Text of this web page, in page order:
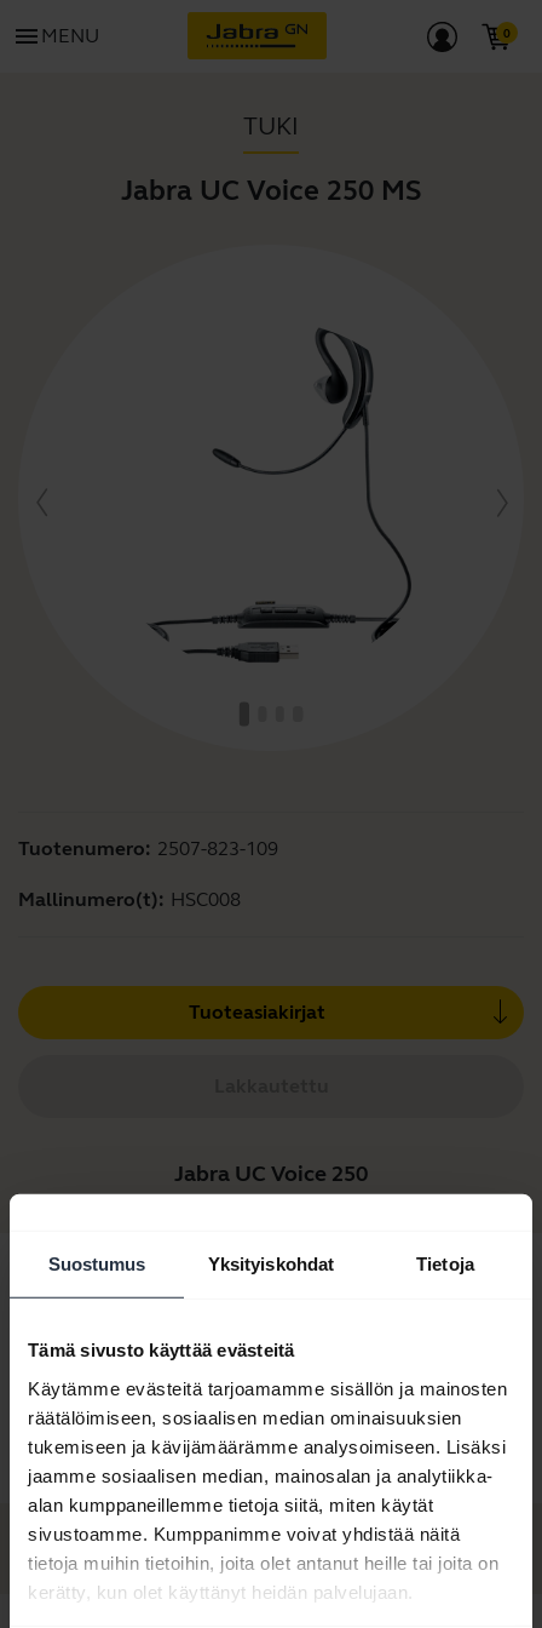
Suostumus Yksityiskohdat Tietoja
Tämä sivusto käyttää evästeitä
Käytämme evästeitä tarjoamamme sisällön ja mainosten
räätälöimiseen, sosiaalisen median ominaisuuksien
tukemiseen ja kävijämäärämme analysoimiseen. Lisäksi
jaamme sosiaalisen median, mainosalan ja analytiikka-
alan kumppaneillemme tietoja siitä, miten käytät
sivustoamme. Kumppanimme voivat yhdistää näitä
tietoja muihin tietoihin, joita olet antanut heille tai joita on
kerätty, kun olet käyttänyt heidän palvelujaan.
menu MENU
TUKI
Jabra UC Voice 250 MS
Tuotenumero: 2507-823-109
Mallinumero(t): HSC008
Tuoteasiakirjat
Jabra UC Voice 250
Jabra UC Voice 250
Jabra UC Voice 250
MS